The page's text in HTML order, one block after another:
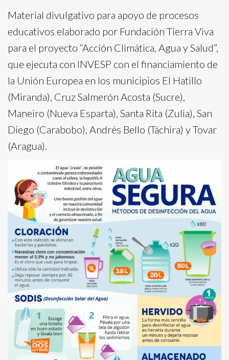
Material divulgativo para apoyo de procesos
educativos elaborado por Fundación Tierra Viva
para el proyecto “Acción Climática, Agua y Salud”,
que ejecuta con INVESP con el financiamiento de
la Unión Europea en los municipios El Hatillo
(Miranda), Cruz Salmerón Acosta (Sucre),
Maneiro (Nueva Esparta), Santa Rita (Zulia), San
Diego (Carabobo), Andrés Bello (Táchira) y Tovar
(Aragua).